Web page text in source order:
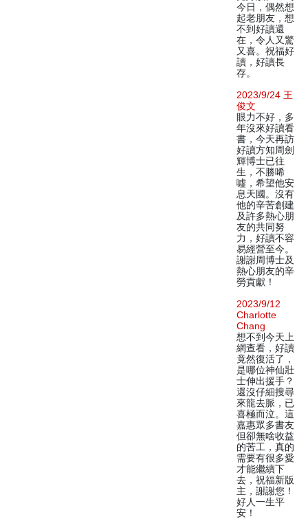
今日，偶然想
起老朋友，想
不到好讀還
在，令人又驚
又喜。祝福好
讀，好讀長
存。
2023/9/24 王
俊文
眼力不好，多
年沒來好讀看
書，今天再訪
好讀方知周劍
輝博士已往
生，不勝唏
噓，希望他安
息天國。沒有
他的辛苦創建
及許多熱心朋
友的共同努
力，好讀不容
易經營至今。
謝謝周博士及
熱心朋友的辛
勞貢獻！
2023/9/12
Charlotte
Chang
想不到今天上
網查看，好讀
竟然復活了，
是哪位神仙壯
士伸出援手？
還沒仔細搜尋
來龍去脈，已
喜極而泣。這
嘉惠眾多書友
但卻無啥收益
的苦工，真的
需要有很多愛
才能繼續下
去，祝福新版
主，謝謝您！
好人一生平
安！